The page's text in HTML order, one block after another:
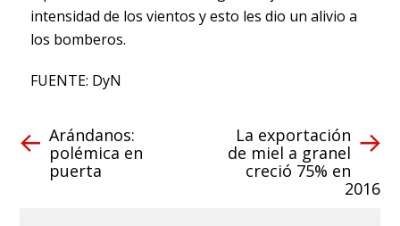
intensidad de los vientos y esto les dio un alivio a
los bomberos.
FUENTE: DyN
Arándanos:
polémica en
puerta
La exportación
de miel a granel
creció 75% en
2016